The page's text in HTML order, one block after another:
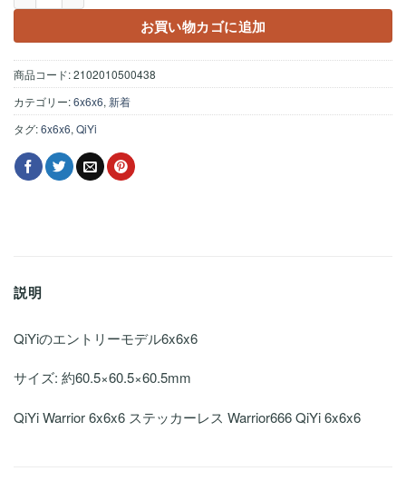
お買い物カゴに追加
商品コード:2102010500438
カテゴリー:6x6x6, 新着
タグ:6x6x6, QiYi
説明
QiYiのエントリーモデル6x6x6
サイズ: 約60.5×60.5×60.5mm
QiYi Warrior 6x6x6 ステッカーレス Warrior666 QiYi 6x6x6